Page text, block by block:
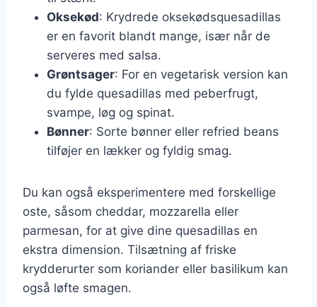
Oksekød: Krydrede oksekødsquesadillas
er en favorit blandt mange, især når de
serveres med salsa.
Grøntsager: For en vegetarisk version kan
du fylde quesadillas med peberfrugt,
svampe, løg og spinat.
Bønner: Sorte bønner eller refried beans
tilføjer en lækker og fyldig smag.
Du kan også eksperimentere med forskellige
oste, såsom cheddar, mozzarella eller
parmesan, for at give dine quesadillas en
ekstra dimension. Tilsætning af friske
krydderurter som koriander eller basilikum kan
også løfte smagen.